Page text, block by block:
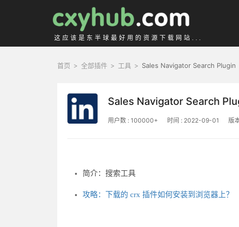
这应该是东半球最好用的资源下载网站...
首页 > 全部插件 > 工具 > Sales Navigator Search Plugin
Sales Navigator Search
用户数 : 100000+ 时间 : 2022-09-01 版
简介：搜索工具
攻略：下载的 crx 插件如何安装到浏览器上？